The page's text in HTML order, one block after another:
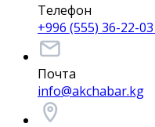
Телефон
+996 (555) 36-22-
Почта
info@akchabar.kg